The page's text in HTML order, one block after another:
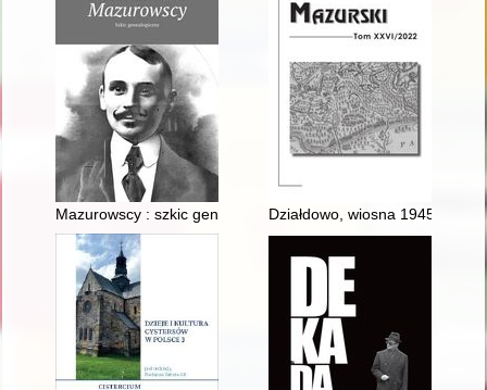
Mazurowscy : szkic genealogicznyDziałdowo, wiosna 1945